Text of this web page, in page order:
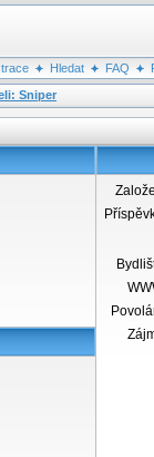
Hledat FAQ
Sniper